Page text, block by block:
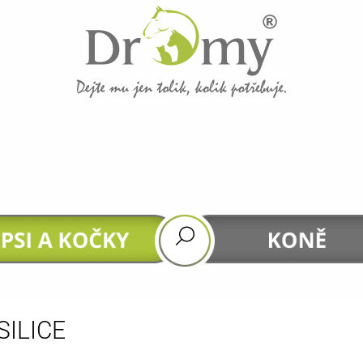
CO POTŘEBUJETE NAJÍT?
Doporučujeme